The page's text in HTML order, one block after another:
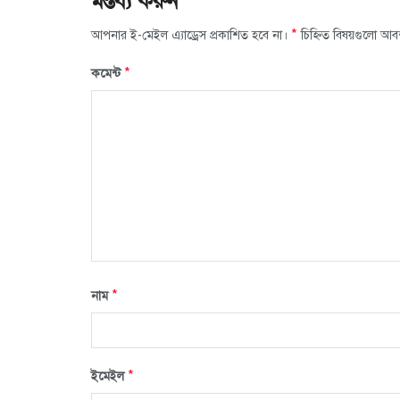
আপনার ই-মেইল এ্যাড্রেস প্রকাশিত হবে না। * চিহ্নিত বিষয়গুলো
কমেন্ট*
নাম*
ইমেইল*